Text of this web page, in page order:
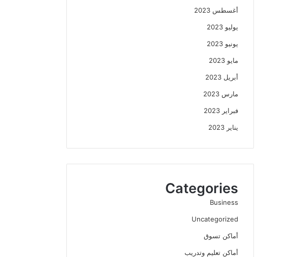
أغسطس 2023
يوليو 2023
يونيو 2023
مايو 2023
أبريل 2023
مارس 2023
فبراير 2023
يناير 2023
Categories
Business
Uncategorized
أماكن تسوق
أماكن تعليم وتدريب